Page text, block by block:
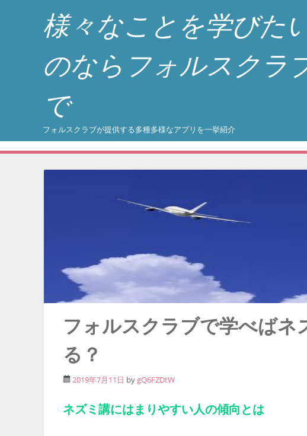
様々なことを学びた
のならフォルスクラ
で
フォルスクラブが提供する多種多様なアプリを一挙紹介
メニュー
コンテンツへスキップ
フォルスクラブで学べばネ
る？
2019年7月11日 by gQ6FZDtW
ネズミ講にはまりやすい人の傾向とは